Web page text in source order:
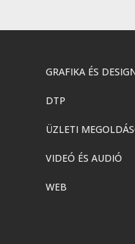
GRAFIKA ÉS
DTP
ÜZLETI
VIDEÓ ÉS AUDIÓ
WEB